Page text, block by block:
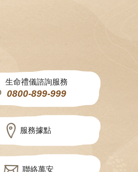
生命禮儀諮詢服務
0800-899-999
服務據點
聯絡萬安